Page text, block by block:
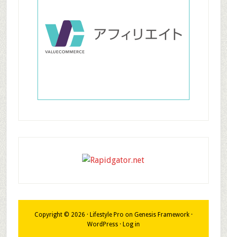
Copyright © 2026 · Lifestyle Pro on Genesis Framework·
WordPress· Log in